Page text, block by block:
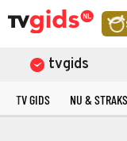
tvgids
TV GIDS NU & STRAKS